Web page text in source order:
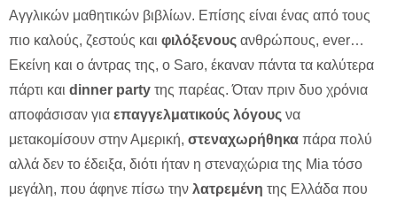
Αγγλικών μαθητικών βιβλίων. Επίσης είναι ένας από τους
πιο καλούς, ζεστούς και φιλόξενους ανθρώπους, ever…
Εκείνη και ο άντρας της, o Saro, έκαναν πάντα τα καλύτερα
πάρτι και dinner party της παρέας. Όταν πριν δυο χρόνια
αποφάσισαν για επαγγελματικούς λόγους να
μετακομίσουν στην Αμερική, στεναχωρήθηκα πάρα πολύ
αλλά δεν το έδειξα, διότι ήταν η στεναχώρια της Mia τόσο
μεγάλη, που άφηνε πίσω την λατρεμένη της Ελλάδα που